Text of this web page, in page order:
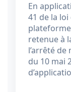
En
41 de la loi
retenue à
l’arrêté
du 10 mai